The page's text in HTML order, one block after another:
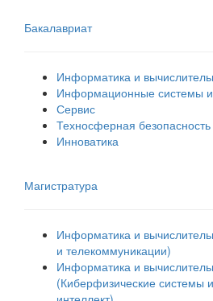
Бакалавриат
Информатика и
Информационные системы и
Сервис
Техносферная безопасность
Инноватика
Магистратура
Информатика и
и телекоммуникации)
Информатика и
(Киберфизические системы